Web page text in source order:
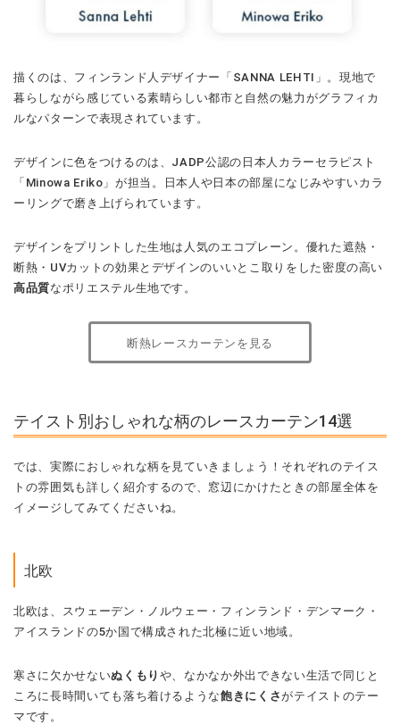
描くのは、フィンランド人デザイナー「SANNA LEHTI」。現地で
暮らしながら感じている素晴らしい都市と自然の魅力がグラフィカ
ルなパターンで表現されています。
デザインに色をつけるのは、JADP公認の日本人カラーセラピスト
「Minowa Eriko」が担当。日本人や日本の部屋になじみやすいカラ
ーリングで磨き上げられています。
デザインをプリントした生地は人気のエコプレーン。優れた遮熱・
断熱・UVカットの効果とデザインのいいとこ取りをした密度の高い
高品質なポリエステル生地です。
断熱レースカーテンを見る
テイスト別おしゃれな柄のレースカーテン14選
では、実際におしゃれな柄を見ていきましょう！それぞれのテイス
トの雰囲気も詳しく紹介するので、窓辺にかけたときの部屋全体を
イメージしてみてくださいね。
北欧
北欧は、スウェーデン・ノルウェー・フィンランド・デンマーク・
アイスランドの5か国で構成された北極に近い地域。
寒さに欠かせないぬくもり や、なかなか外出できない生活で同じと
ころに長時間いても落ち着けるような飽きにくさがテイストのテー
マです。